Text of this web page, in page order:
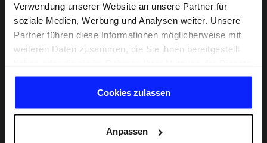
Verwendung unserer Website an unsere Partner für
soziale Medien, Werbung und Analysen weiter. Unsere
Partner führen diese Informationen möglicherweise mit
weiteren Daten zusammen, die Sie ihnen bereitgestellt
gesammelt haben.
Cookies zulassen
Anpassen